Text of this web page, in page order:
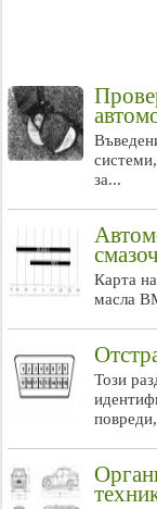
за...
Карта
масла
Този